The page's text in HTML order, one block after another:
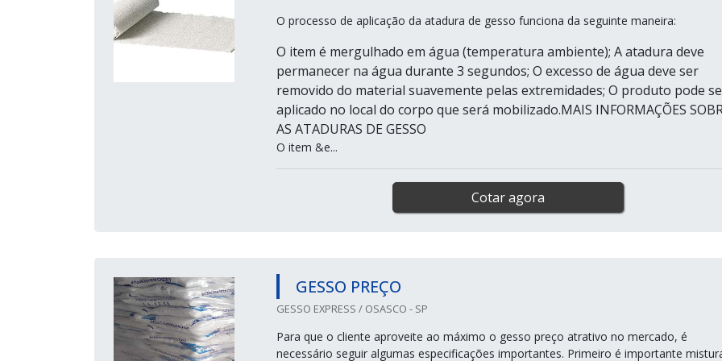
O processo de aplicação da atadura de gesso funciona da seguinte maneira:
O item é mergulhado em água (temperatura ambiente); A atadura deve
permanecer na água durante 3 segundos; O excesso de água deve ser
removido do material suavemente pelas extremidades; O produto pode
aplicado no local do corpo que será mobilizado.MAIS INFORMAÇÕES
AS ATADURAS DE GESSO
O item &e...
Cotar agora
GESSO PREÇO
GESSO EXPRESS / OSASCO - SP
Para que o cliente aproveite ao máximo o gesso preço atrativo no mercado, é
necessário seguir algumas especificações importantes. Primeiro é importante